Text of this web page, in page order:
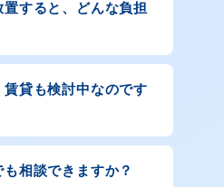
すると、どんな負担
貸も検討中なのです
相談できますか？